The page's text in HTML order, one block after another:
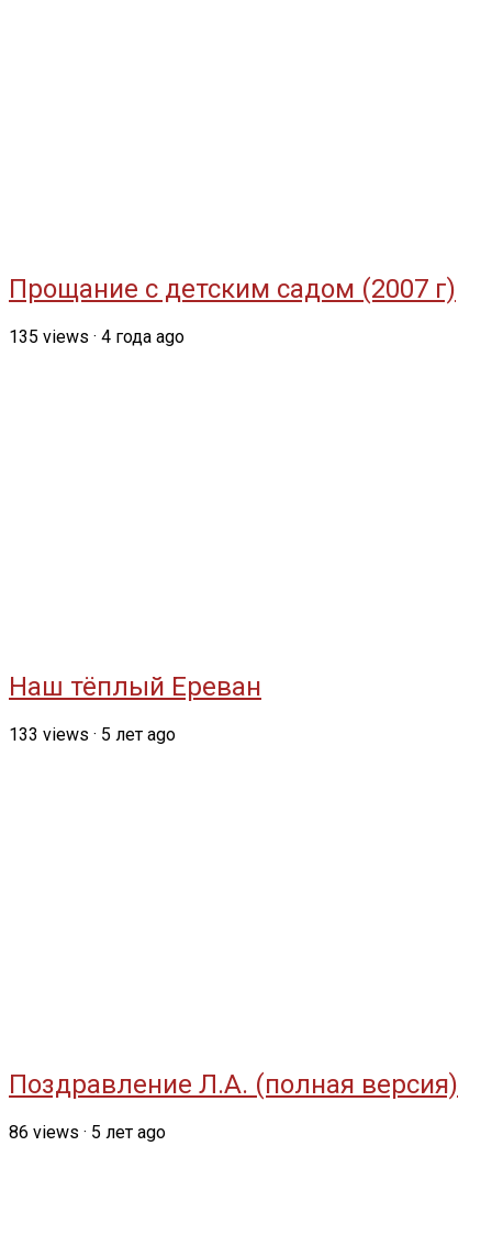
Прощание с детским садом (2007 г)
135 views · 4 года ago
Наш тёплый Ереван
133 views · 5 лет ago
Поздравление Л.А. (полная версия)
86 views · 5 лет ago